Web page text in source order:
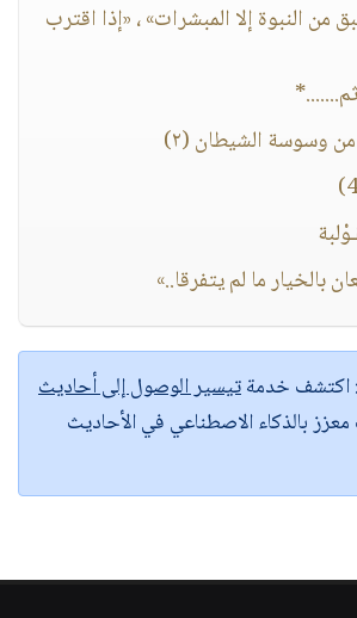
من النبوة إلا المبشرات» ، «إذا اقترب
وسوسة الشيطان (٢)
بالخيار ما لم يتفرقا..»
اكتشف خدمةتيسير الوصول إلى أحاديث
بالذكاء الاصطناعي في الأحاديث